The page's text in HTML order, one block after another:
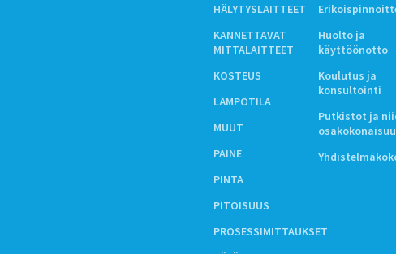
HÄLYTYSLAITTEET
KANNETTAVAT
MITTALAITTEET
KOSTEUS
LÄMPÖTILA
MUUT
PAINE
PINTA
PITOISUUS
PROSESSIMITTAUKSET
Huolto ja
käyttöönotto
Koulutus ja
konsultointi
Putkistot ja